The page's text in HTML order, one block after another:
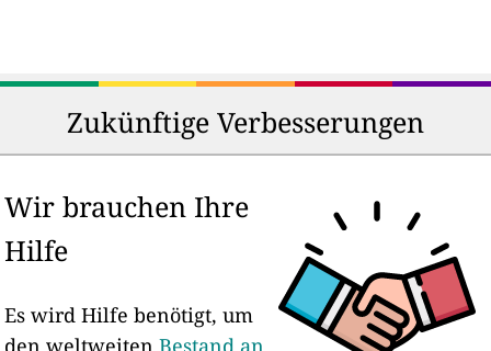
Zukünftige Verbesserungen
Wir brauchen Ihre
Hilfe
Es wird Hilfe benötigt, um